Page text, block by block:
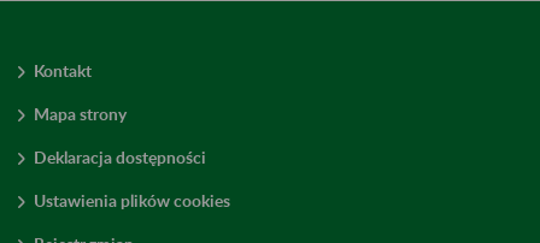
Kontakt
Mapa strony
Deklaracja dostępności
Ustawienia plików cookies